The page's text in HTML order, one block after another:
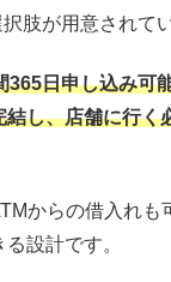
肢が用意されて
365日申し込み可
し、店舗に行く
からの借入れも
設計です。